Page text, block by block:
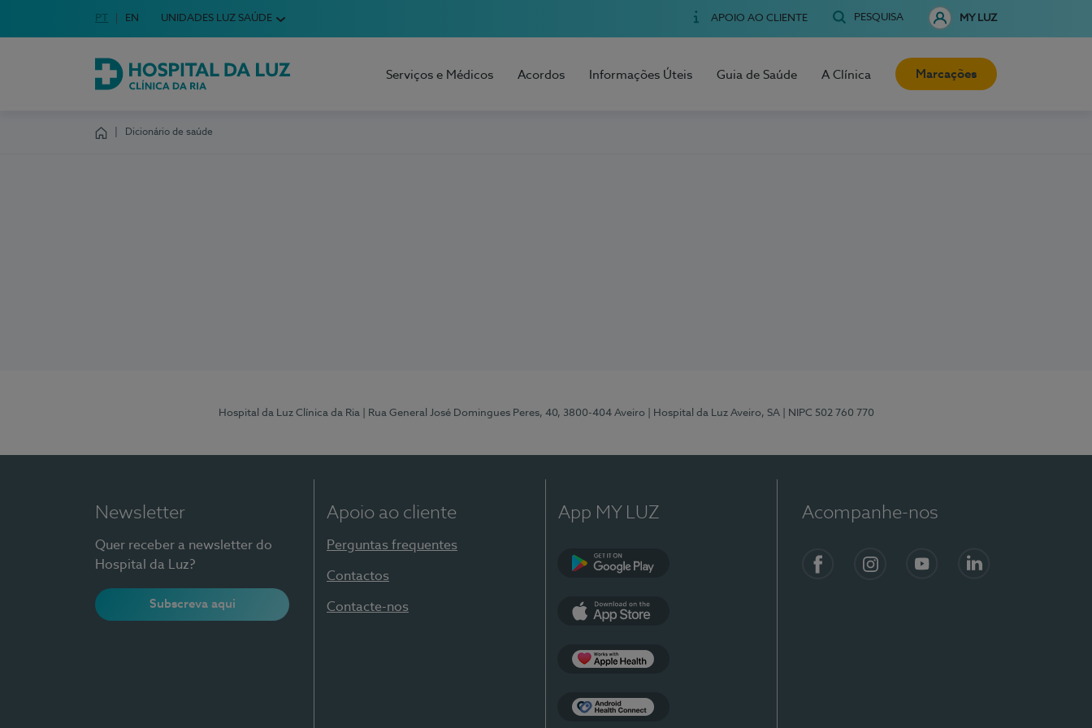
Escolha o seu idioma
Idioma em Português
PT English Language
EN UNIDADES LUZ SAÚDE APOIO AO CLIENTE PESQUISA MY LUZ
Hospital da Luz Clínica da Ria
Serviços e Médicos Acordos Informações Úteis Guia de Saúde A Clínica Marcações
Dicionário de saúde
Hospital da Luz Clínica da Ria | Rua General José Domingues Peres, 40, 3800-404 Aveiro | Hospital da Luz Aveiro, SA | NIPC 502 760 770
Newsletter
Quer receber a newsletter do
Hospital da Luz?
Subscreva aqui
Apoio ao cliente
Perguntas frequentes
Contactos
Contacte-nos
App MY LUZ Acompanhe-nos